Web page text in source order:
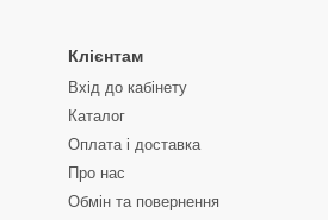
Клієнтам
Вхід до кабінету
Каталог
Оплата і доставка
Про нас
Обмін та повернення